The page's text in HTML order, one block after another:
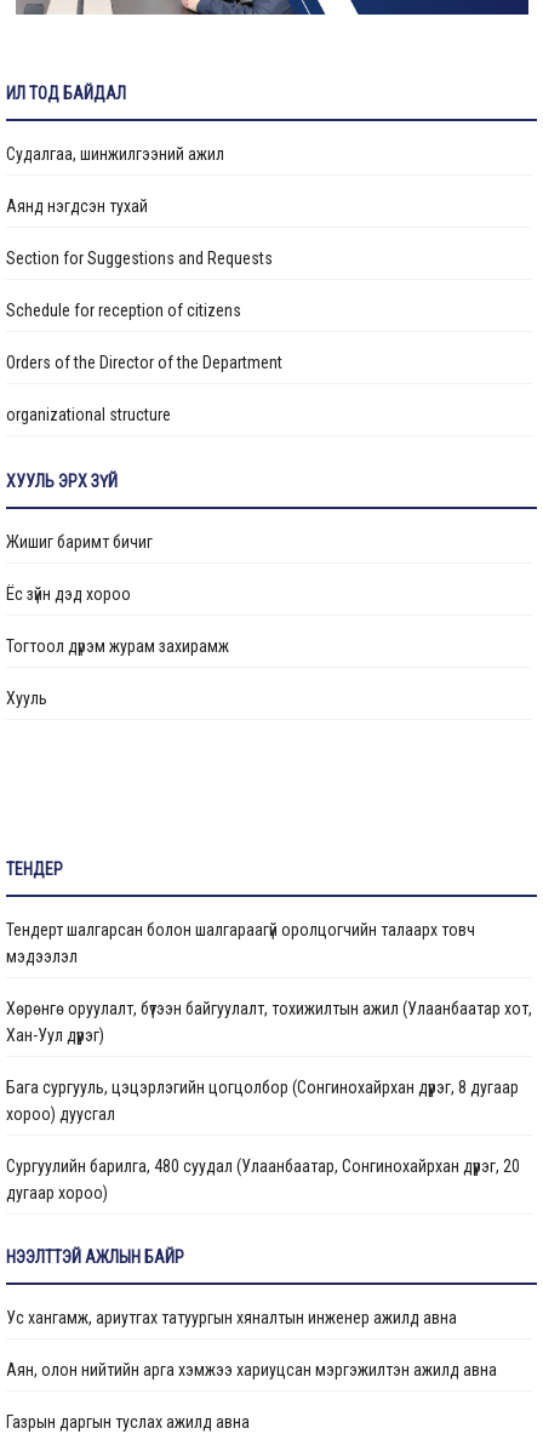
“Төрийн албан хаагчийн ашиг сонирхлын зөрчил: Хууль, ёс
“Нийслэлийн Хөрөнгө оруулалтын газар” ОНӨААТҮГ-ын
даргаар М.Говьсайхан томилогдлоо
ИЛ ТОД БАЙДАЛ
Судалгаа, шинжилгээний ажил
Аянд нэгдсэн тухай
Section for Suggestions and Requests
Schedule for reception of citizens
Orders of the Director of the Department
organizational structure
Бараа ажил үйлчилгээ
Газрын даргын тушаал
Барилгын ажлын мэдээ
Санхүүжилтийн мэдээлэл
ХУУЛЬ ЭРХ ЗҮЙ
Жишиг баримт бичиг
Ёс зүйн дэд хороо
Тогтоол дүрэм журам захирамж
Хууль
ТЕНДЕР
Тендерт шалгарсан болон шалгараагүй оролцогчийн талаарх товч
мэдээлэл
Хөрөнгө оруулалт, бүтээн байгуулалт, тохижилтын ажил (Улаанбаатар хот,
Хан-Уул дүүрэг)
Бага сургууль, цэцэрлэгийн цогцолбор (Сонгинохайрхан дүүрэг, 8 дугаар
хороо) дуусгал
Сургуулийн барилга, 480 суудал (Улаанбаатар, Сонгинохайрхан дүүрэг, 20
дугаар хороо)
Цэцэрлэгийн барилга, 150 ор (Улаанбаатар хот, Сонгинохайрхан дүүрэг, 23
Арьс ширний ажилчдын орон сууцны барилгын их засварын ажил
хороо)
НЭЭЛТТЭЙ АЖЛЫН БАЙР
Ус хангамж, ариутгах татуургын хяналтын инженер ажилд авна
Аян, олон нийтийн арга хэмжээ хариуцсан мэргэжилтэн ажилд авна
Газрын даргын туслах ажилд авна